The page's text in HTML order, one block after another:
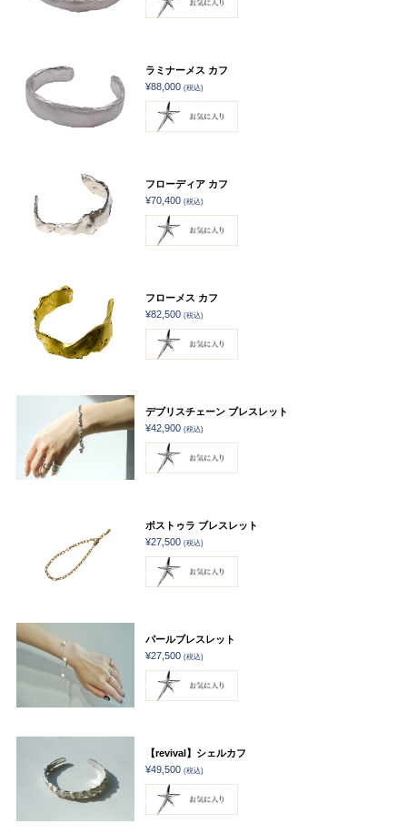
ラミナーメス カフ
¥88,000 (税込)
フローディア カフ
¥70,400 (税込)
フローメス カフ
¥82,500 (税込)
デブリスチェーン ブレスレット
¥42,900 (税込)
ポストゥラ ブレスレット
¥27,500 (税込)
パールブレスレット
¥27,500 (税込)
【revival】シェルカフ
¥49,500 (税込)